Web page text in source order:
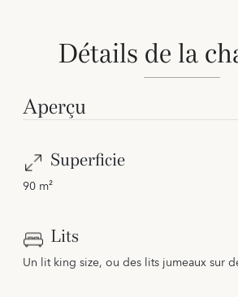
Détails de la
Aperçu
Superficie
90 m²
Lits
Un lit king size, ou des lits jumeaux sur